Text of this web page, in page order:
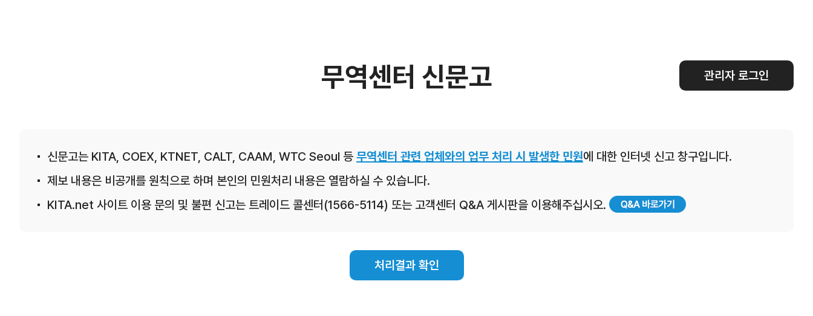
무역센터 신문고 관리자 로그인
신문고는 KITA, COEX, KTNET, CALT, CAAM, WTC Seoul 등 무역센터 관련 업체와의 업무 처리 시 발생한 민원에 대한 인터넷 신고 창구입니다.
제보 내용은 비공개를 원칙으로 하며 본인의 민원처리 내용은 열람하실 수 있습니다.
KITA.net 사이트 이용 문의 및 불편 신고는 트레이드 콜센터(1566-5114) 또는 고객센터 Q&A 게시판을 이용해주십시오.
처리결과 확인